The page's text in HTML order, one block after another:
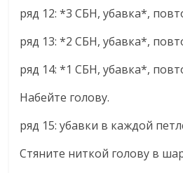
ряд 12: *3 СБН, убавка*,
ряд 13: *2 СБН, убавка*,
ряд 14: *1 СБН, убавка*,
Набейте голову.
ряд 15: убавки в каждой
Стяните ниткой голову в